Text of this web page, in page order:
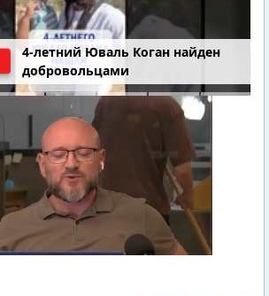
4-летний Юваль Коган найден
добровольцами